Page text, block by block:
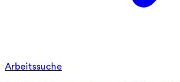
Arbeitssuche